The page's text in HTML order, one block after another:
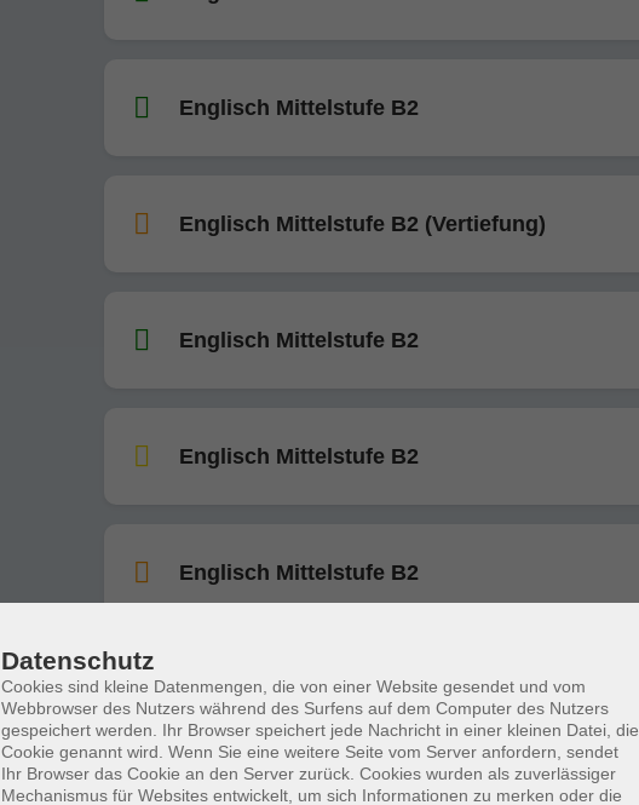
Englisch Mittelstufe B2
Englisch Mittelstufe B2 (Vertiefung)
Englisch Mittelstufe B2
Englisch Mittelstufe B2
Englisch Mittelstufe B2
Englisch Mittelstufe B2
Datenschutz
Cookies sind kleine Datenmengen, die von einer Website gesendet und vom
Webbrowser des Nutzers während des Surfens auf dem Computer des Nutzers
gespeichert werden. Ihr Browser speichert jede Nachricht in einer kleinen Datei, die
Cookie genannt wird. Wenn Sie eine weitere Seite vom Server anfordern, sendet
Ihr Browser das Cookie an den Server zurück. Cookies wurden als zuverlässiger
Mechanismus für Websites entwickelt, um sich Informationen zu merken oder die